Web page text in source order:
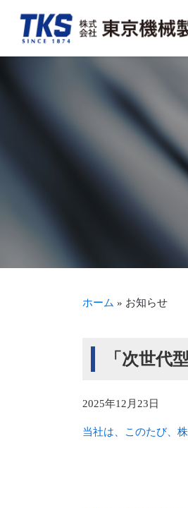
会社概要・アクセス
新聞・商業印刷機周
決算情報
事業報告書（株主通信
TKSを知る
募集要項・待遇を見る
ホーム » お知らせ
「次世代
2025年12月23日
当社は、このたび、